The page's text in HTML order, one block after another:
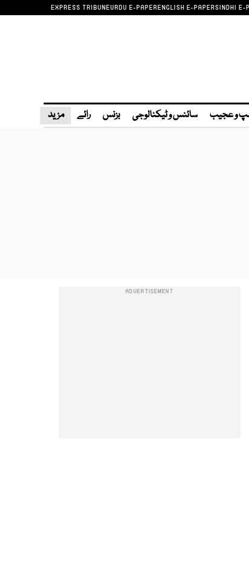
EXPRESS TRIBUNEURDU E-PAPERENGLISH E-PAPERSINDHI E-
و عجیب سائنس و ٹیکنالوجی بزنس رائے مزید